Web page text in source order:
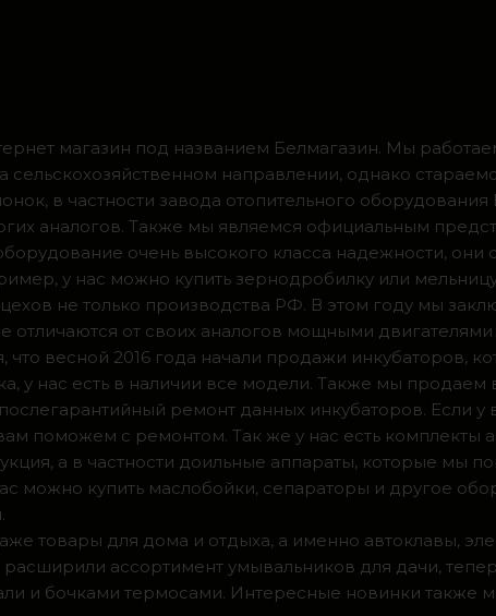
магазин под названием Белмагазин. Мы
сельскохозяйственном направлении, однако
в частности завода отопительного
аналогов. Также мы являемся официальным
очень высокого класса надежности,
у нас можно купить зернодробилку или
не только производства РФ. В этом году мы
отличаются от своих аналогов мощными
что весной 2016 года начали продажи
у нас есть в наличии все модели. Также мы
ремонт данных инкубаторов. Если
поможем с ремонтом. Так же у нас есть
а в частности доильные аппараты, которые
можно купить маслобойки, сепараторы и другое
товары для дома и отдыха, а именно автоклавы,
ассортимент умывальников для дачи,
и бочками термосами. Интересные новинки также